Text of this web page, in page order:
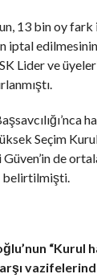
13 bin oy fark
iptal
Lider ve
Seçim
de
belirtilmişti.
“Kurul